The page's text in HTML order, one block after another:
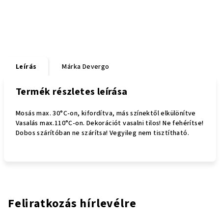
Leírás Márka Devergo
Termék részletes leírása
Mosás max. 30°C-on, kifordítva, más színektől elkülönítve
Vasalás max.110°C-on. Dekorációt vasalni tilos! Ne fehérítse!
Dobos szárítóban ne szárítsa! Vegyileg nem tisztítható.
Feliratkozás hírlevélre